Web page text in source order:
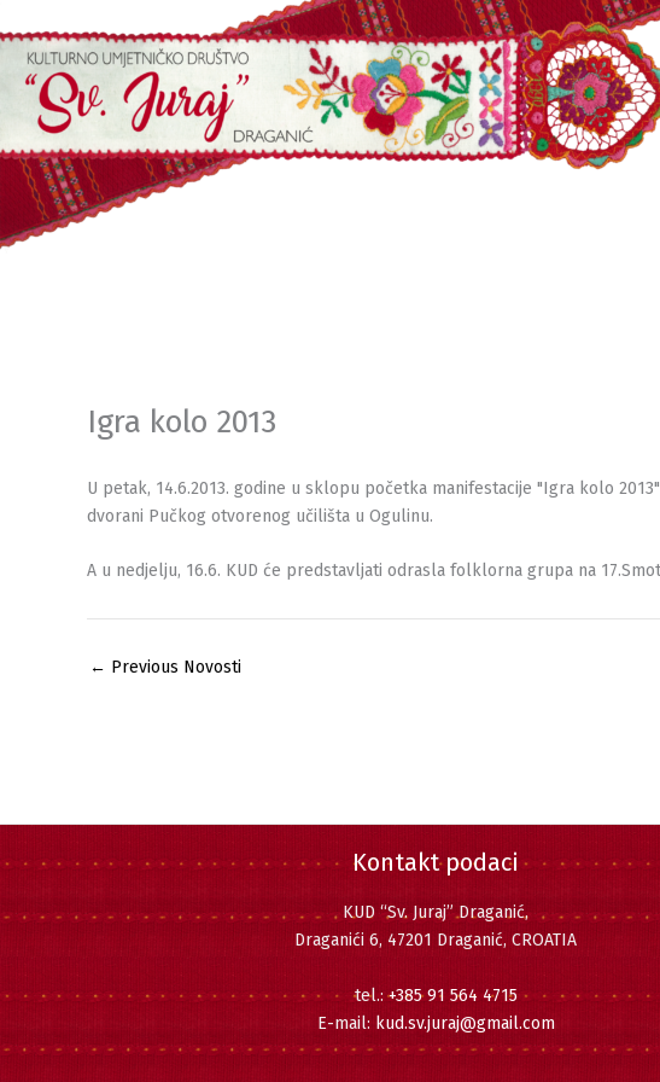
to
content
Igra kolo 2013
U petak, 14.6.2013. godine u sklopu početka manifestacije "Igra kolo
dvorani Pučkog otvorenog učilišta u Ogulinu.
A u nedjelju, 16.6. KUD će predstavljati odrasla folklorna grupa na
← Previous Novosti
Kontakt podaci
KUD “Sv. Juraj” Draganić,
Draganići 6, 47201 Draganić, CROATIA
tel.:+385 91 564 4715
E-mail: kud.sv.juraj@gmail.com